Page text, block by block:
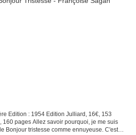
Edition : 1954 Edition Julliard, 16€, 153
160 pages Allez savoir pourquoi, je me suis
Bonjour tristesse comme ennuyeuse. C'est